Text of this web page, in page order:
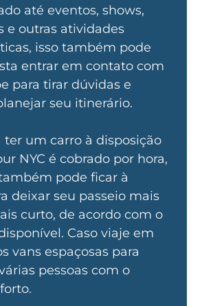
até eventos, shows,
e outras atividades
isso também pode
entrar em contato com
para tirar dúvidas e
seu itinerário.
ter um carro à disposição
NYC é cobrado por hora,
pode ficar à
deixar seu passeio mais
curto, de acordo com o
Caso viaje em
vans espaçosas para
pessoas com o